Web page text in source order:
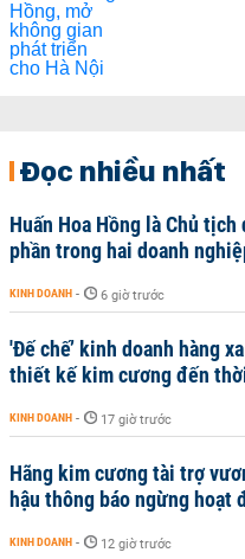
Đọc nhiều nhất
Huấn Hoa Hồng là Chủ
phần trong hai doanh
KINH DOANH - 6 giờ trước
'Đế chế’ kinh doanh hàng
thiết kế kim cương đến
KINH DOANH - 17 giờ trước
Hãng kim cương tài trợ
hậu thông báo ngừng hoạt
KINH DOANH - 12 giờ trước